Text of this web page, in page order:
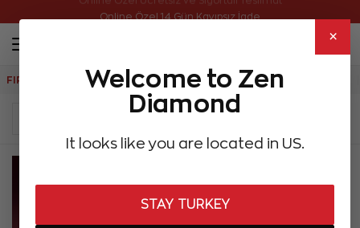
×
Welcome to Zen
Diamond
It looks like you are located in US.
STAY TURKEY
Online Özel Ücretsiz ve Sigortalı Teslimat
FIRSATLAR Aynı Gün Kargo Çok Satanlar Hediye Önerileri